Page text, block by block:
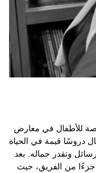
للأطفال في معارض
دروسًا قيمة في الحياة
وتقدر جماله. بعد
من الفريق، حيث